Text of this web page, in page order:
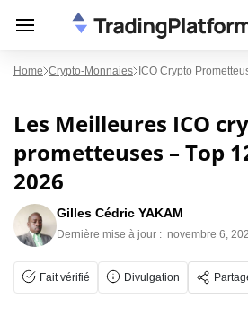
Home Crypto-Monnaies ICO Crypto
Les Meilleures ICO
prometteuses – Top
2026
Gilles Cédric YAKAM
Dernière mise à jour : novembre 6,
Fait vérifié Divulgation